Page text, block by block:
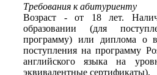
Требования к абитуриенту
Возраст - от 18 лет.
образовании (для
программу) или диплома о
поступления на программу
английского языка на
эквивалентные сертификаты).